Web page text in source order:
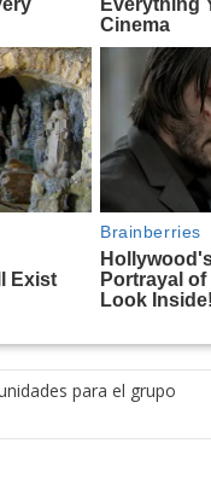
para el grupo